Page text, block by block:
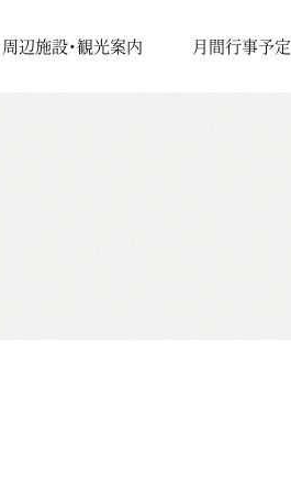
周辺施設・観光案内 月間行事予定